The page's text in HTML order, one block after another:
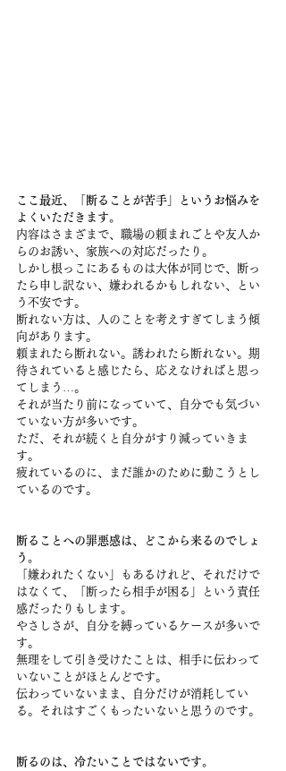
ここ最近、「断ることが苦手」というお悩みを
よくいただきます。
内容はさまざまで、職場の頼まれごとや友人か
らのお誘い、家族への対応だったり。
しかし根っこにあるものは大体が同じで、断っ
たら申し訳ない、嫌われるかもしれない、とい
う不安です。
断れない方は、人のことを考えすぎてしまう傾
向があります。
頼まれたら断れない。誘われたら断れない。期
待されていると感じたら、応えなければと思っ
てしまう…。
それが当たり前になっていて、自分でも気づい
ていない方が多いです。
ただ、それが続くと自分がすり減っていきま
す。
疲れているのに、まだ誰かのために動こうとし
ているのです。
断ることへの罪悪感は、どこから来るのでしょ
う。
「嫌われたくない」もあるけれど、それだけで
はなくて、「断ったら相手が困る」という責任
感だったりもします。
やさしさが、自分を縛っているケースが多いで
す。
無理をして引き受けたことは、相手に伝わって
いないことがほとんどです。
伝わっていないまま、自分だけが消耗してい
る。それはすごくもったいないと思うのです。
断るのは、冷たいことではないです。